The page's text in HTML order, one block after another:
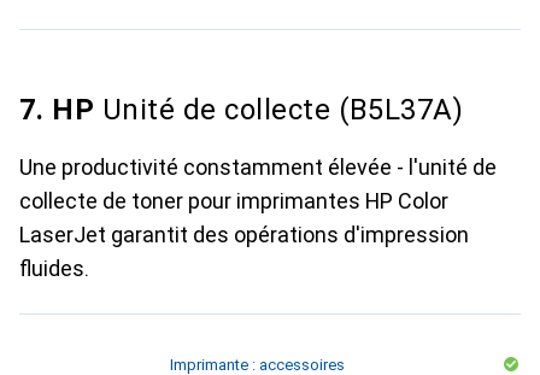
7. HP Unité de collecte (B5L37A)
Une productivité constamment élevée - l'unité de
collecte de toner pour imprimantes HP Color
LaserJet garantit des opérations d'impression
fluides.
Imprimante : accessoires